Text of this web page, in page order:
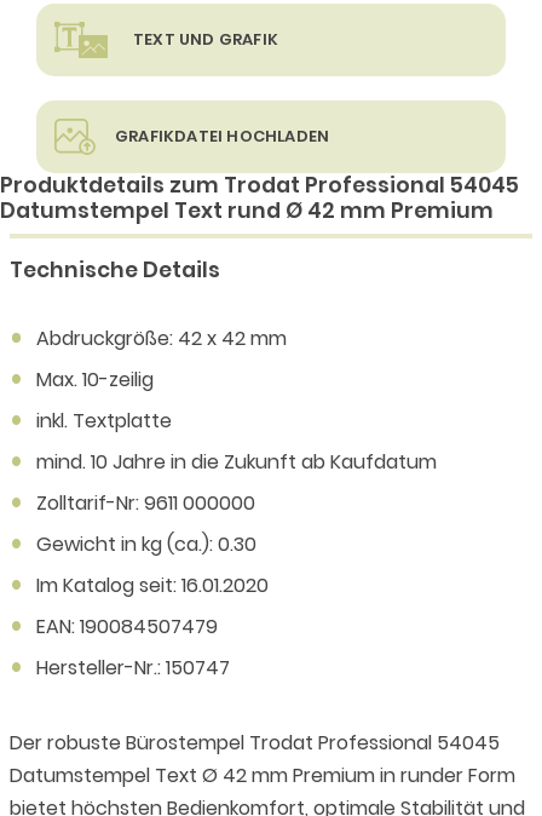
TEXT UND GRAFIK
GRAFIKDATEI HOCHLADEN
Produktdetails zum Trodat Professional 54045
Datumstempel Text rund Ø 42 mm Premium
Technische Details
Abdruckgröße: 42 x 42 mm
Max. 10-zeilig
inkl. Textplatte
mind. 10 Jahre in die Zukunft ab Kaufdatum
Zolltarif-Nr: 9611 000000
Gewicht in kg (ca.): 0.30
Im Katalog seit: 16.01.2020
EAN: 190084507479
Hersteller-Nr.: 150747
Der robuste Bürostempel Trodat Professional 54045
Datumstempel Text Ø 42 mm Premium in runder Form
bietet höchsten Bedienkomfort, optimale Stabilität und